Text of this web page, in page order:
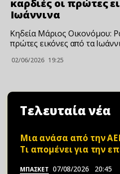
καρδιές οι πρώτες
Ιωάννινα
Κηδεία Μάριος Οικονόμου:
πρώτες εικόνες από τα
02/06/2026 19:25
Τελευταία νέα
Μια ανάσα από την
Τι απομένει για την
ΜΠΑΣΚΕΤ 07/08/2026 20:45